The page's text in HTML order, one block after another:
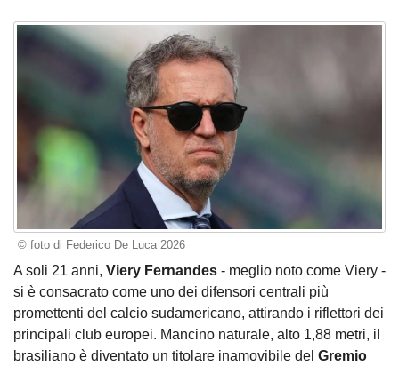
© foto di Federico De Luca 2026
A soli 21 anni, Viery Fernandes - meglio noto come Viery -
si è consacrato come uno dei difensori centrali più
promettenti del calcio sudamericano, attirando i riflettori dei
principali club europei. Mancino naturale, alto 1,88 metri, il
brasiliano è diventato un titolare inamovibile del Gremio